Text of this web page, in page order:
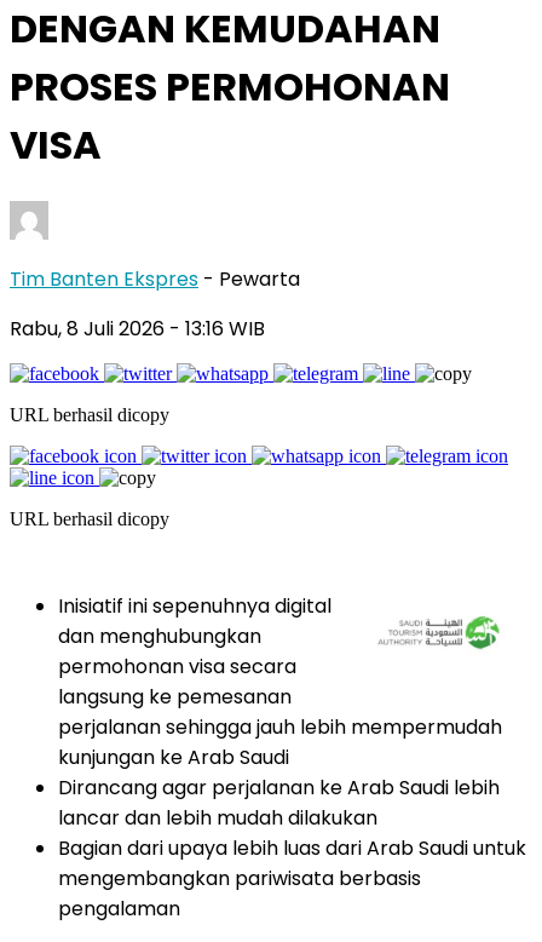
DENGAN KEMUDAHAN
PROSES PERMOHONAN
VISA
Tim Banten Ekspres - Pewarta
Rabu, 8 Juli 2026 - 13:16 WIB
URL berhasil dicopy
URL berhasil dicopy
Inisiatif ini sepenuhnya digital
dan menghubungkan
permohonan visa secara
langsung ke pemesanan
perjalanan sehingga jauh lebih mempermudah
kunjungan ke Arab Saudi
Dirancang agar perjalanan ke Arab Saudi lebih
lancar dan lebih mudah dilakukan
Bagian dari upaya lebih luas dari Arab Saudi untuk
mengembangkan pariwisata berbasis
pengalaman